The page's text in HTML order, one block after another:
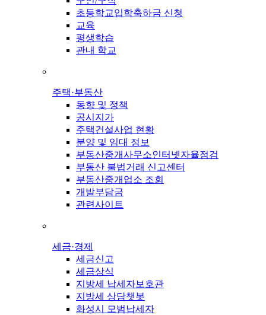
초등학교입학축하금 신청
교육
평생학습
관내 학교
주택·부동산
동향 및 정책
공시지가
주택건설사업 현황
분양 및 임대 정보
부동산중개사무소인터넷자율점검
부동산 불법거래 신고센터
부동산중개업소 조회
개발부담금
관련사이트
세금·경제
세금신고
세금상식
지방세 납세자보호관
지방세 상담챗봇
화성시 모범납세자